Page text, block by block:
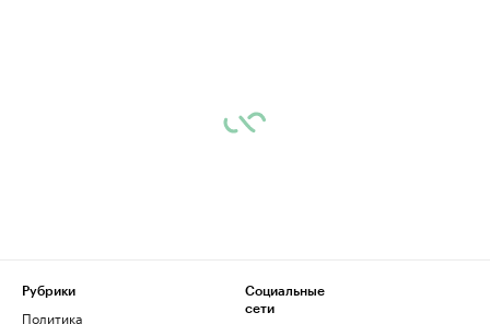
Рубрики
Политика
Социальные
сети